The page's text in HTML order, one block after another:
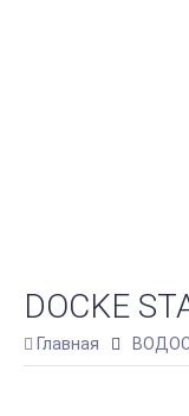
DOCKE
Главная